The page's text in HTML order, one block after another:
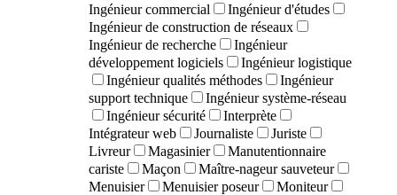
Ingénieur commercial
Ingénieur d'études
Ingénieur de construction de réseaux
Ingénieur de recherche
Ingénieur
développement logiciels
Ingénieur logistique
Ingénieur qualités méthodes
Ingénieur
support technique
Ingénieur système-réseau
Ingénieur sécurité
Interprète
Intégrateur web
Journaliste
Juriste
Livreur
Magasinier
Manutentionnaire
cariste
Maçon
Maître-nageur sauveteur
Menuisier
Menuisier poseur
Moniteur